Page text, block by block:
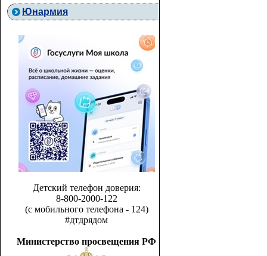
Юнармия
Детский телефон доверия:
8-800-2000-122
(с мобильного телефона - 124)
#дтдрядом
Министерство просвещения РФ